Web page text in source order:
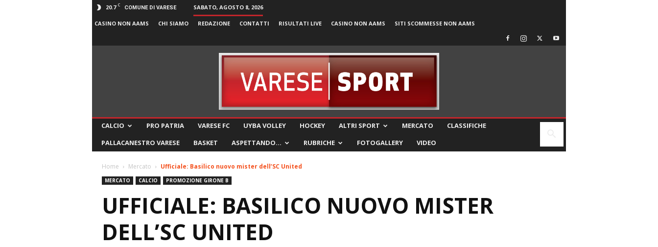
20.7 C COMUNE DI VARESE SABATO, AGOSTO 8, 2026
CASINO NON AAMS CHI SIAMO REDAZIONE CONTATTI RISULTATI LIVE CASINO NON AAMS SITI SCOMMESSE NON AAMS
CALCIO PRO PATRIA VARESE FC UYBA VOLLEY HOCKEY ALTRI SPORT MERCATO
CLASSIFICHE
PALLACANESTRO VARESE
BASKET ASPETTANDO… RUBRICHE FOTOGALLERY VIDEO
Home Mercato Ufficiale: Basilico nuovo mister dell’SC United
MERCATO CALCIO PROMOZIONE GIRONE B
UFFICIALE: BASILICO NUOVO MISTER
DELL’SC UNITED